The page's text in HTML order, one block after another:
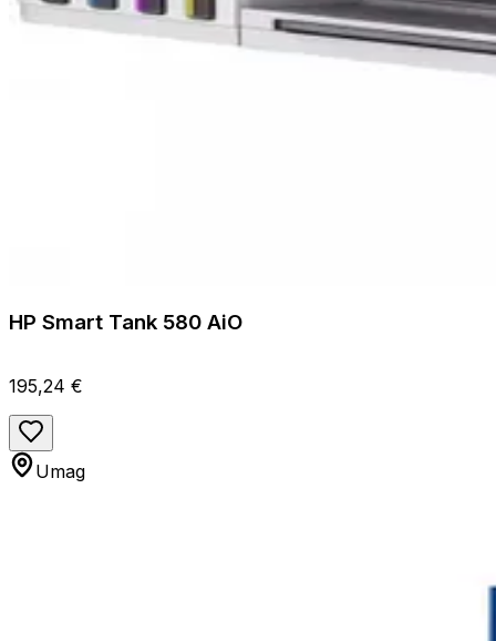
HP Smart Tank 580 AiO
195,24 €
Umag